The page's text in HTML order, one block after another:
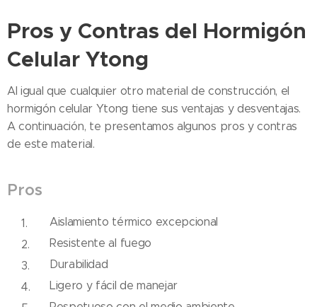
Pros y Contras del Hormigón
Celular Ytong
Al igual que cualquier otro material de construcción, el
hormigón celular Ytong tiene sus ventajas y desventajas.
A continuación, te presentamos algunos pros y contras
de este material.
Pros
Aislamiento térmico excepcional
Resistente al fuego
Durabilidad
Ligero y fácil de manejar